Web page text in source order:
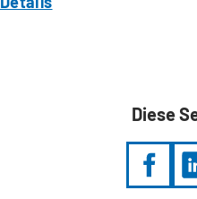
Diese